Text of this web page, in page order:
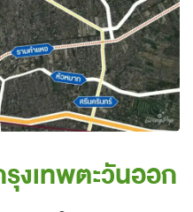
งเทพตะวันออก